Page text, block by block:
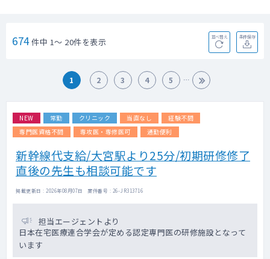
674件中 1～ 20件を表示 並べ替え 条件保存
1 2 3 4 5
NEW 常勤 クリニック 当直なし
経験不問
専門医資格不問
専攻医・専修医可 通勤便利
新幹線代支給/大宮駅より25分/初期研修修了
直後の先生も相談可能です
掲載更新日 : 2026年08月07日 案件番号 : 26-JR313716
担当エージェントより
日本在宅医療連合学会が定める認定専門医の研修施設となって
います